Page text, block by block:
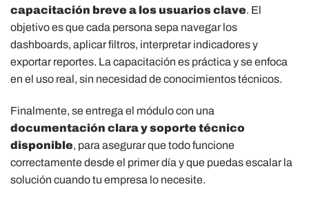
capacitación breve a los usuarios clave. El
objetivo es que cada persona sepa navegar los
dashboards, aplicar filtros, interpretar indicadores y
exportar reportes. La capacitación es práctica y se enfoca
en el uso real, sin necesidad de conocimientos técnicos.
Finalmente, se entrega el módulo con una
documentación clara y soporte técnico
disponible, para asegurar que todo funcione
correctamente desde el primer día y que puedas escalar la
solución cuando tu empresa lo necesite.